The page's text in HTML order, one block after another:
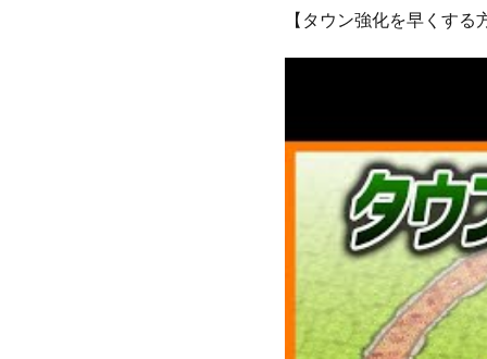
【タウン強化を早くする